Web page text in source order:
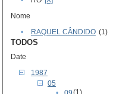
Nome
•
RAQUEL CÂNDIDO (1)
TODOS
Date
1987
05
(1)